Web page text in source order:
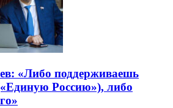
«Либо поддерживаешь
Россию»), либо